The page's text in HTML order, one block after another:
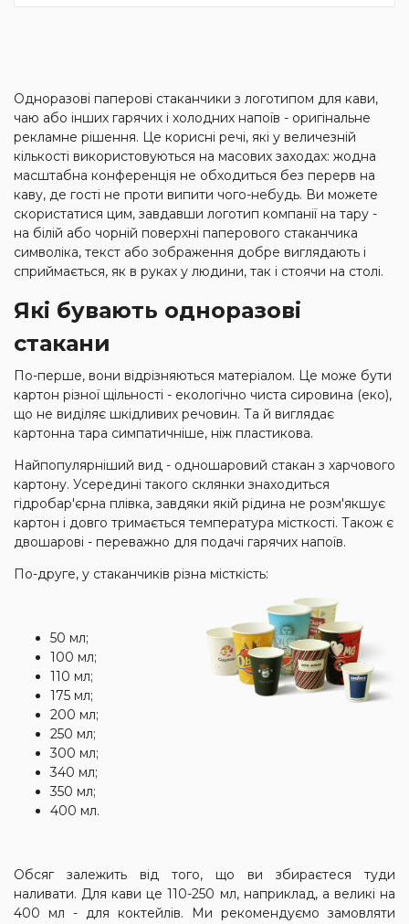
Одноразові паперові стаканчики з логотипом для кави,
чаю або інших гарячих і холодних напоїв - оригінальне
рекламне рішення. Це корисні речі, які у величезній
кількості використовуються на масових заходах: жодна
масштабна конференція не обходиться без перерв на
каву, де гості не проти випити чого-небудь. Ви можете
скористатися цим, завдавши логотип компанії на тару -
на білій або чорній поверхні паперового стаканчика
символіка, текст або зображення добре виглядають і
сприймається, як в руках у людини, так і стоячи на столі.
Які бувають одноразові
стакани
По-перше, вони відрізняються матеріалом. Це може бути
картон різної щільності - екологічно чиста сировина (еко),
що не виділяє шкідливих речовин. Та й виглядає
картонна тара симпатичніше, ніж пластикова.
Найпопулярніший вид - одношаровий стакан з харчового
картону. Усередині такого склянки знаходиться
гідробар'єрна плівка, завдяки якій рідина не розм'якшує
картон і довго тримається температура місткості. Також є
двошарові - переважно для подачі гарячих напоїв.
По-друге, у стаканчиків різна місткість:
50 мл;
100 мл;
110 мл;
175 мл;
200 мл;
250 мл;
300 мл;
340 мл;
350 мл;
400 мл.
Обсяг залежить від того, що ви збираєтеся туди
наливати. Для кави це 110-250 мл, наприклад, а великі на
400 мл - для коктейлів. Ми рекомендуємо замовляти